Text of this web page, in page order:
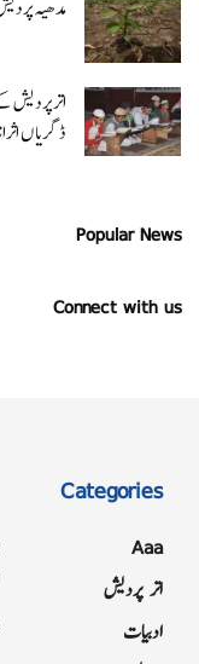
مدھیہ پردیش کے 48 اضلاع میں
اتر پردیش
ڈگریا ں
Popular News
Connect with us
Categories
Aaa
اتر پردیش
ادبیات